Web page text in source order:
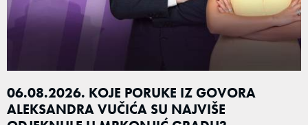
06.08.2026. KOJE PORUKE IZ GOVORA
ALEKSANDRA VUČIĆA SU NAJVIŠE